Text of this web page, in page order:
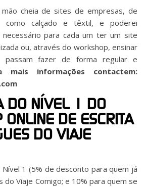
mão cheia de sites de empresas, de
como calçado e têxtil, e poderei
para cada um ter um site
ou, através do workshop, ensinar
fazer de forma regular e
mais informações contactem:
DO NÍVEL 1 DO
ONLINE DE ESCRITA
DO VIAJE
1 (5% de desconto para quem já
Viaje Comigo; e 10% para quem se